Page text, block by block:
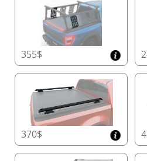
Обновитесь до Tessera Roll+
Откройте для себя идеальное
использования,
передовой безопасности с
пружинной поддержкой.
повышения
индустрии 4x4, Tessera Roll+
решение для вашего пикапа.
Читать далее
355$
370$